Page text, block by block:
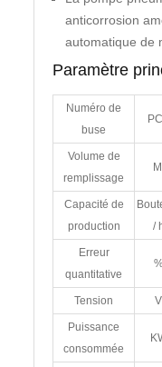
anticorrosion
automatique de
Paramètre
Numéro de
buse
Volume de
remplissage
Ml
Capacité de
production
/
Erreur
quantitative
Tension V
Puissance
consommée